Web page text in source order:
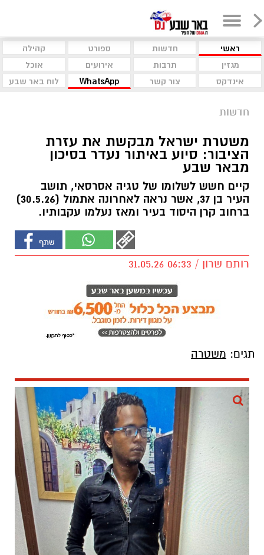
ראשי חדשות ספורט
קהילה
מגזין
תרבות אירועים
אוכל
אינדקס
צור קשר WhatsApp לוח באר שבע
חדשות
משטרת ישראל מבקשת את עזרת
הציבור: סיוע באיתור נעדר בסיכון
מבאר שבע
קיים חשש לשלומו של טגיה אסרסאי, תושב
העיר בן 37, אשר נראה לאחרונה אתמול (30.5.26)
ברחוב קרן היסוד בעיר ומאז נעלמו עקבותיו.
רותם שרון / 06:33 31.05.26
קרדיט: משטרת ישראל